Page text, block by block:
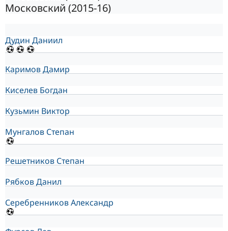
Московский (2015-16)
Дудин Даниил
Каримов Дамир
Киселев Богдан
Кузьмин Виктор
Мунгалов Степан
Решетников Степан
Рябков Данил
Серебренников Александр